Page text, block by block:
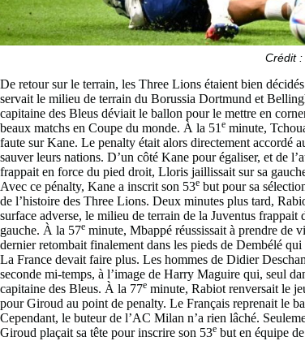
Crédit :
De retour sur le terrain, les Three Lions étaient bien
servait le milieu de terrain du Borussia Dortmund et
capitaine des Bleus déviait le ballon pour le mettre en
beaux matchs en Coupe du monde. À la 51 e minute,
faute sur Kane. Le penalty était alors directement accordé
sauver leurs nations. D’un côté Kane pour égaliser, et de
frappait en force du pied droit, Lloris jaillissait sur sa
Avec ce pénalty, Kane a inscrit son 53e but pour sa
de l’histoire des Three Lions. Deux minutes plus tard,
surface adverse, le milieu de terrain de la Juventus
gauche. À la 57e minute, Mbappé réussissait à prendre de
dernier retombait finalement dans les pieds de Dembélé
La France devait faire plus. Les hommes de Didier
seconde mi-temps, à l’image de Harry Maguire qui, seul
capitaine des Bleus. À la 77e minute, Rabiot renversait le
pour Giroud au point de penalty. Le Français reprenait le
Cependant, le buteur de l’AC Milan n’a rien lâché.
Giroud plaçait sa tête pour inscrire son 53e but en équipe